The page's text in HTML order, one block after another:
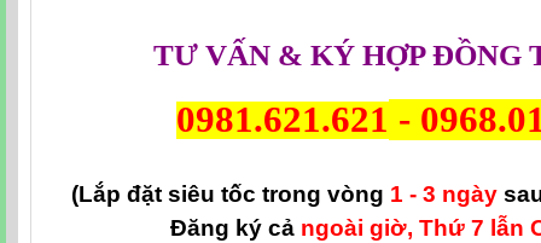
TƯ VẤN & KÝ HỢP ĐỒNG
0981.621.621 -
(Lắp đặt siêu tốc trong vòng 1 - 3 ngày
Đăng ký cả ngoài giờ, Thứ 7 lẫn